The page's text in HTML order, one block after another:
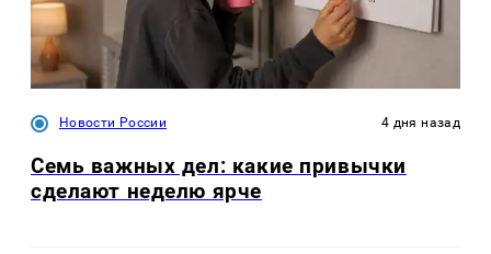
Новости России 4 дня назад
Семь важных дел: какие привычки
сделают неделю ярче